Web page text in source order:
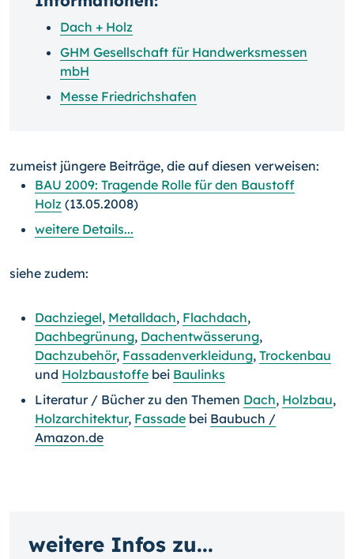
Dach + Holz
GHM Gesellschaft für Handwerksmessen
mbH
Messe Friedrichshafen
zumeist jüngere Beiträge, die auf diesen verweisen:
BAU 2009: Tragende Rolle für den Baustoff
Holz (13.05.2008)
weitere Details...
siehe zudem:
Dachziegel, Metalldach, Flachdach,
Dachbegrünung, Dachentwässerung,
Dachzubehör, Fassadenverkleidung, Trockenbau
und Holzbaustoffe bei Baulinks
Literatur / Bücher zu den Themen Dach, Holzbau,
Holzarchitektur, Fassade bei Baubuch /
Amazon.de
weitere Infos zu...